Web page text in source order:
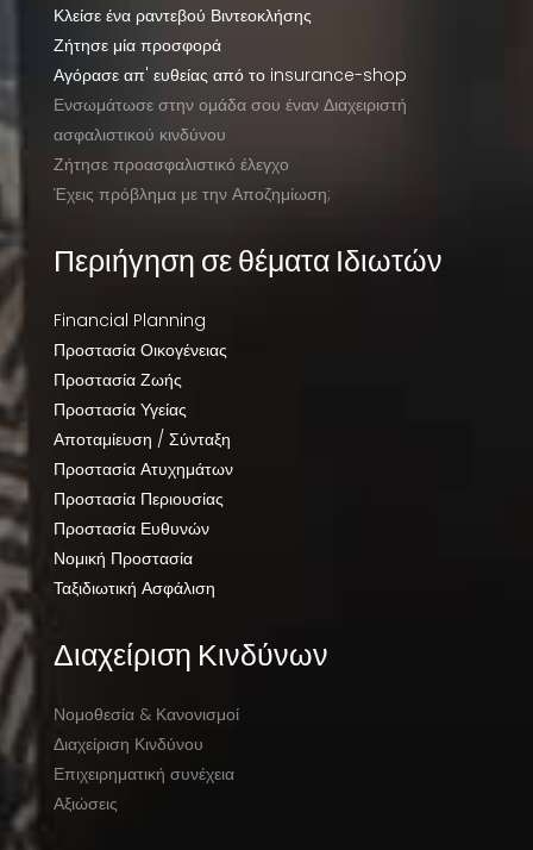
Κλείσε ένα ραντεβού Βιντεοκλήσης
Ζήτησε μία προσφορά
Αγόρασε απ' ευθείας από το insurance-shop
Ενσωμάτωσε στην ομάδα σου έναν Διαχειριστή
ασφαλιστικού κινδύνου
Ζήτησε προασφαλιστικό έλεγχο
Έχεις πρόβλημα με την Αποζημίωση;
Περιήγηση σε θέματα Ιδιωτών
Financial Planning
Προστασία Οικογένειας
Προστασία Ζωής
Προστασία Υγείας
Αποταμίευση / Σύνταξη
Προστασία Ατυχημάτων
Προστασία Περιουσίας
Προστασία Ευθυνών
Νομική Προστασία
Ταξιδιωτική Ασφάλιση
Διαχείριση Κινδύνων
Νομοθεσία & Κανονισμοί
Διαχείριση Κινδύνου
Επιχειρηματική συνέχεια
Αξιώσεις